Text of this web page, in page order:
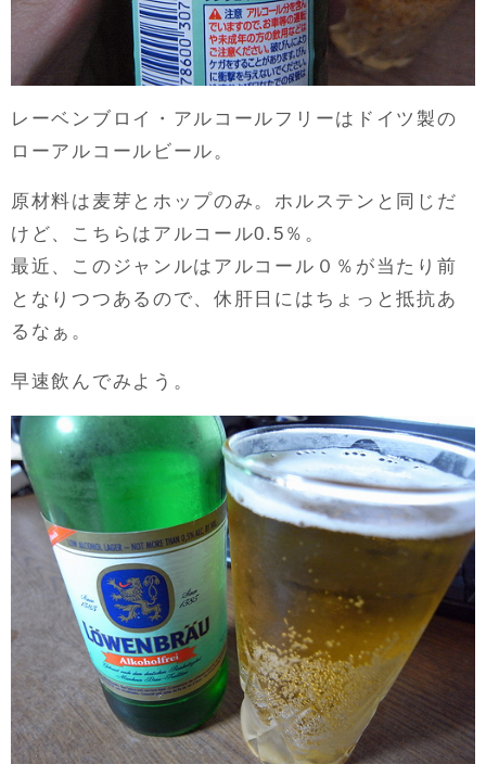
レーベンブロイ・アルコールフリーはドイツ製の
ローアルコールビール。
原材料は麦芽とホップのみ。ホルステンと同じだ
けど、こちらはアルコール0.5％。
最近、このジャンルはアルコール０％が当たり前
となりつつあるので、休肝日にはちょっと抵抗あ
るなぁ。
早速飲んでみよう。